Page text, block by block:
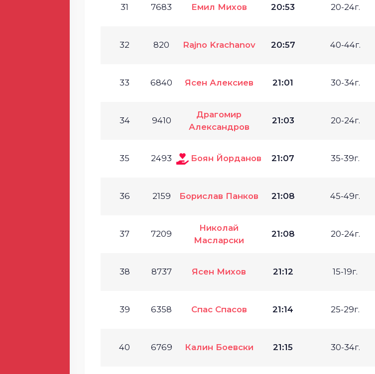
31 7683 Емил Михов 20:53 20-24г.
32 820 Rajno Krachanov 20:57 40-44г.
33 6840 Ясен Алексиев 21:01 30-34г.
34 9410
Драгомир
Александров
21:03 20-24г.
35 2493 Боян Йорданов 21:07 35-39г.
36 2159 Борислав Панков 21:08 45-49г.
37 7209
Николай
Масларски
21:08 20-24г.
38 8737 Ясен Михов 21:12 15-19г.
39 6358 Спас Спасов 21:14 25-29г.
40 6769 Калин Боевски 21:15 30-34г.